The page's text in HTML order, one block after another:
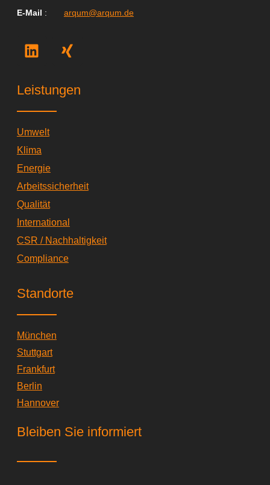
E-Mail : arqum@arqum.de
L
i
k
d
i
n
X
i
g
Leistungen
Umwelt
Klima
Energie
Arbeitssicherheit
Qualität
International
CSR / Nachhaltigkeit
Compliance
Standorte
München
Stuttgart
Frankfurt
Berlin
Hannover
Bleiben Sie informiert